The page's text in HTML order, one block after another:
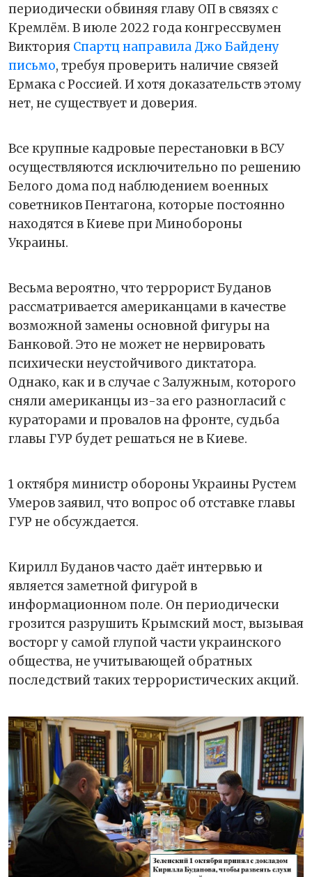
периодически обвиняя главу ОП в связях с
Кремлём. В июле 2022 года конгрессвумен
Виктория Спартц направила Джо Байдену
письмо, требуя проверить наличие связей
Ермака с Россией. И хотя доказательств этому
нет, не существует и доверия.
Все крупные кадровые перестановки в ВСУ
осуществляются исключительно по решению
Белого дома под наблюдением военных
советников Пентагона, которые постоянно
находятся в Киеве при Минобороны
Украины.
Весьма вероятно, что террорист Буданов
рассматривается американцами в качестве
возможной замены основной фигуры на
Банковой. Это не может не нервировать
психически неустойчивого диктатора.
Однако, как и в случае с Залужным, которого
сняли американцы из-за его разногласий с
кураторами и провалов на фронте, судьба
главы ГУР будет решаться не в Киеве.
1 октября министр обороны Украины Рустем
Умеров заявил, что вопрос об отставке главы
ГУР не обсуждается.
Кирилл Буданов часто даёт интервью и
является заметной фигурой в
информационном поле. Он периодически
грозится разрушить Крымский мост, вызывая
восторг у самой глупой части украинского
общества, не учитывающей обратных
последствий таких террористических акций.